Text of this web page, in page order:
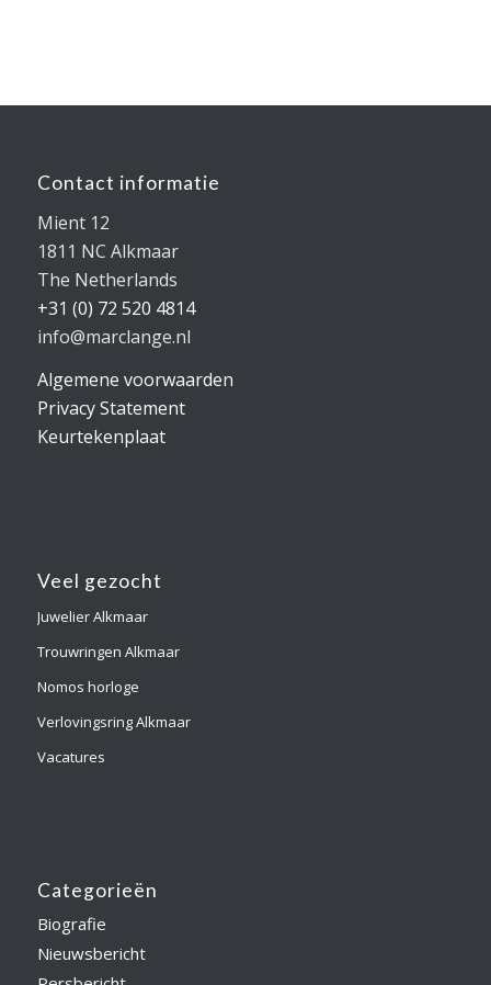
Contact informatie
Mient 12
1811 NC Alkmaar
The Netherlands
+31 (0) 72 520 4814
info@marclange.nl
Algemene voorwaarden
Privacy Statement
Keurtekenplaat
Veel gezocht
Juwelier Alkmaar
Trouwringen Alkmaar
Nomos horloge
Verlovingsring Alkmaar
Vacatures
Categorieën
Biografie
Nieuwsbericht